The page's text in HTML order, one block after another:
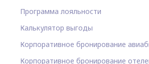
Программа лояльности
Калькулятор выгоды
Корпоративное бронирование
Корпоративное бронирование